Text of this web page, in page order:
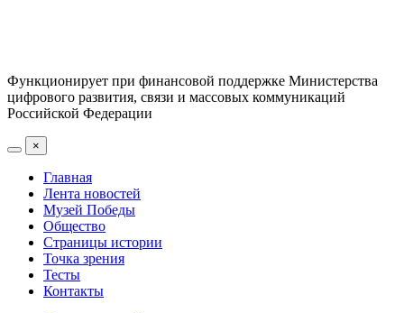
Функционирует при финансовой поддержке Министерства
цифрового развития, связи и массовых коммуникаций
Российской Федерации
×
Главная
Лента новостей
Музей Победы
Общество
Страницы истории
Точка зрения
Тесты
Контакты